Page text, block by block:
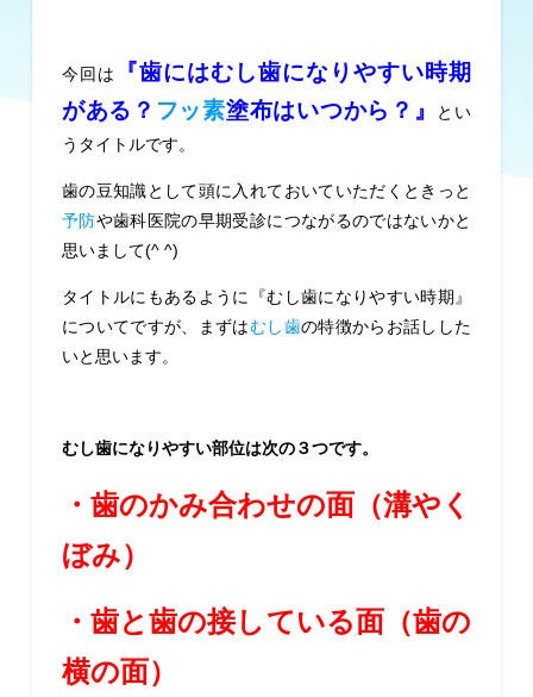
今回は
『歯にはむし歯になりやすい時期
がある？ フッ素塗布はいつから？』
とい
うタイトルです。
歯の豆知識として頭に入れておいていただくときっと
予防や歯科医院の早期受診につながるのではないかと
思いまして(^ ^)
タイトルにもあるように『むし歯になりやすい時期』
についてですが、まずはむし歯の特徴からお話しした
いと思います。
むし歯になりやすい部位は次の３つです。
・歯のかみ合わせの面（溝やく
ぼみ）
・歯と歯の接している面（歯の
横の面）